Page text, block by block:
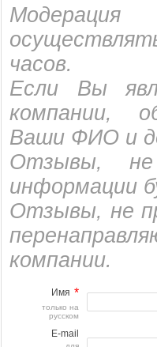
часов.
Если Вы
компании,
Ваши ФИО и
Отзывы, не
информации
Отзывы, не
компании.
Имя *
только на
русском
E-mail